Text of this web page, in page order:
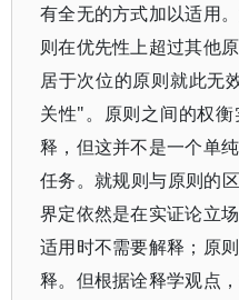
有全无的方式加以适用
则在优先性上超过其他
居于次位的原则就此无
关性"。原则之间的权
释，但这并不是一个单
任务。就规则与原则的
界定依然是在实证论立
适用时不需要解释；原
释。但根据诠释学观点